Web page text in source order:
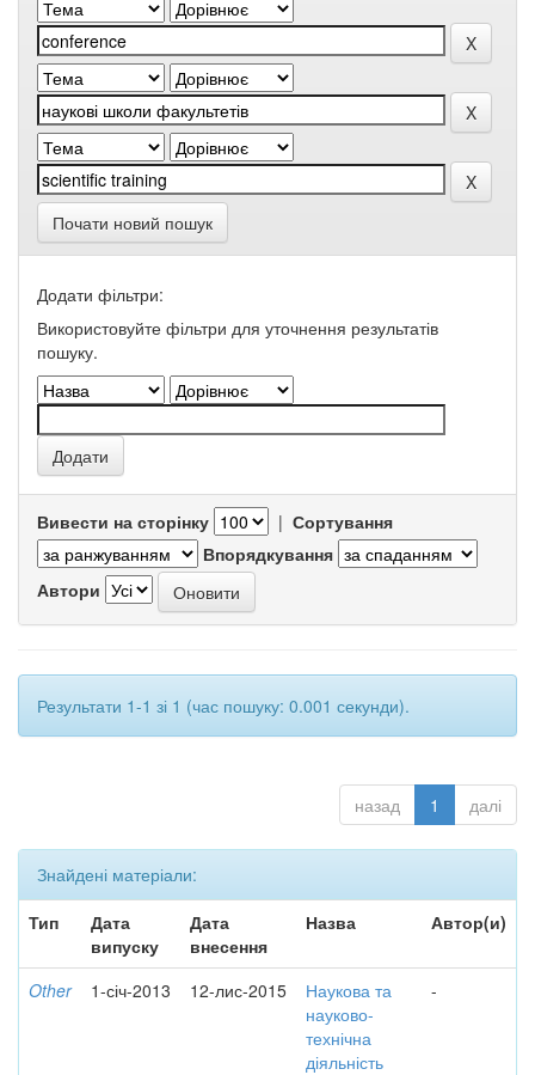
Почати новий пошук
Додати фільтри:
Використовуйте фільтри для уточнення результатів
пошуку.
Вивести на сторінку | Сортування
Впорядкування
Автори
Результати 1-1 зі 1 (час пошуку: 0.001 секунди).
назад 1 далі
Знайдені матеріали:
Тип
Дата
випуску
Дата
внесення
Назва Автор(и)
Other 1-січ-2013 12-лис-2015
Наукова та
науково-
технічна
діяльність
-